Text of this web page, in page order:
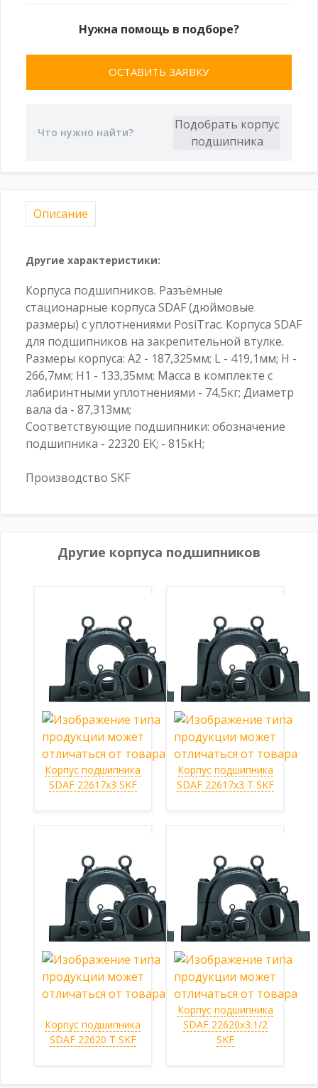
Нужна помощь в подборе?
ОСТАВИТЬ ЗАЯВКУ
Описание
Другие характеристики:
Корпуса подшипников. Разъёмные
стационарные корпуса SDAF (дюймовые
размеры) с уплотнениями PosiTrac. Корпуса SDAF
для подшипников на закрепительной втулке.
Размеры корпуса: A2 - 187,325мм; L - 419,1мм; H -
266,7мм; H1 - 133,35мм; Масса в комплекте с
лабиринтными уплотнениями - 74,5кг; Диаметр
вала da - 87,313мм;
Соответствующие подшипники: обозначение
подшипника - 22320 EK; - 815кН;
Производство SKF
Другие корпуса подшипников
Корпус подшипника
SDAF 22617x3 SKF
Корпус подшипника
SDAF 22617x3 T SKF
Корпус подшипника
SDAF 22620 T SKF
Корпус подшипника
SDAF 22620x3.1/2
SKF